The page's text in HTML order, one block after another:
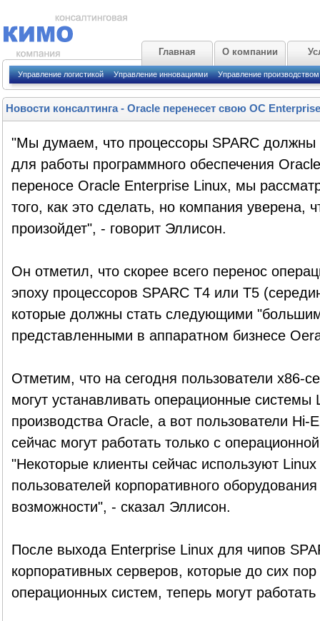
Главная О компании
Управление логистикой Управление инновациями Управление производством
Новости консалтинга- Oracle перенесет свою ОС
"Мы думаем, что процессоры SPARC
для работы программного обеспечения
переносе Oracle Enterprise Linux, мы
того, как это сделать, но компания уверена,
произойдет", - говорит Эллисон.
Он отметил, что скорее всего перенос
эпоху процессоров SPARC T4 или T5
которые должны стать следующими
представленными в аппаратном бизнесе
Отметим, что на сегодня пользователи x86-
могут устанавливать операционные системы
производства Oracle, а вот пользователи Hi-
сейчас могут работать только с
"Некоторые клиенты сейчас используют
пользователей корпоративного
возможности", - сказал Эллисон.
После выхода Enterprise Linux для чипов
корпоративных серверов, которые до сих
операционных систем, теперь могут